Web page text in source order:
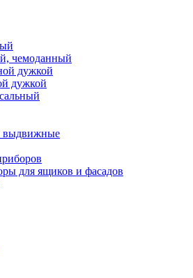
чемоданный
дужкой
дужкой
выдвижные
для ящиков и фасадов